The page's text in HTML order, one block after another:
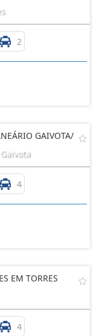
2
GAIVOTA/
4
EM TORRES
4